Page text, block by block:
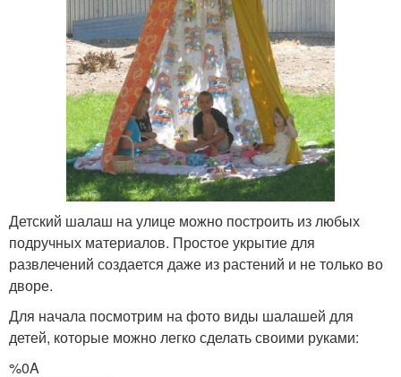
Детский шалаш на улице можно построить из любых
подручных материалов. Простое укрытие для
развлечений создается даже из растений и не только во
дворе.
Для начала посмотрим на фото виды шалашей для
детей, которые можно легко сделать своими руками:
%0A